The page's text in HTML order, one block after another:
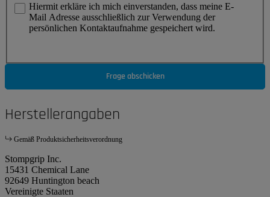
Hiermit erkläre ich mich einverstanden, dass meine E-
Mail Adresse ausschließlich zur Verwendung der
persönlichen Kontaktaufnahme gespeichert wird.
Frage abschicken
Herstellerangaben
Gemäß Produktsicherheitsverordnung
Stompgrip Inc.
15431 Chemical Lane
92649 Huntington beach
Vereinigte Staaten